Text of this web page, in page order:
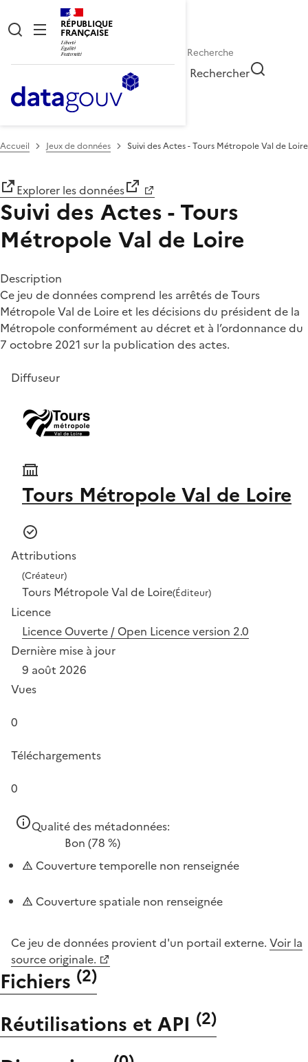
RÉPUBLIQUE
FRANÇAISE
Rechercher
Accueil Jeux de données Suivi des Actes - Tours Métropole Val de Loire
Explorer les données
Suivi des Actes - Tours
Métropole Val de Loire
Description
Ce jeu de données comprend les arrêtés de Tours
Métropole Val de Loire et les décisions du président de la
Métropole conformément au décret et à l’ordonnance du
7 octobre 2021 sur la publication des actes.
Diffuseur
Tours Métropole Val de Loire
Attributions
(Créateur)
Tours Métropole Val de Loire(Éditeur)
Licence
Licence Ouverte / Open Licence version 2.0
Dernière mise à jour
9 août 2026
Vues
0
Téléchargements
0
Qualité des métadonnées:
Bon (78 %)
Couverture temporelle non renseignée
Couverture spatiale non renseignée
Ce jeu de données provient d'un portail externe. Voir la
source originale.
Fichiers (2)
Réutilisations et API (2)